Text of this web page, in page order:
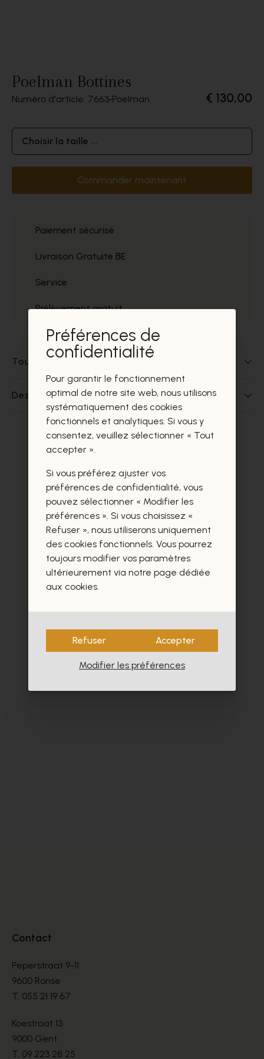
Poelman Bottines
Numéro d'article: 7663 Poelman € 130,00
Choisir la taille ...
Commander maintenant
Paiement sécurisé
Livraison Gratuite BE
Service
Prélèvement gratuit
Tout sur ce produit
Des questions sur ce produit?
Ces produits vous intéresseront
certainement aussi.
Contact
Peperstraat 9-11
9600 Ronse
T. 055 21 19 67
Koestraat 13
9000 Gent
T. 09 223 28 25
Préférences de
confidentialité
Pour garantir le fonctionnement
optimal de notre site web, nous utilisons
systématiquement des cookies
fonctionnels et analytiques. Si vous y
consentez, veuillez sélectionner « Tout
accepter ».
Si vous préférez ajuster vos
préférences de confidentialité, vous
pouvez sélectionner « Modifier les
préférences ». Si vous choisissez «
Refuser », nous utiliserons uniquement
des cookies fonctionnels. Vous pourrez
toujours modifier vos paramètres
ultérieurement via notre page dédiée
aux cookies.
Refuser Accepter
Modifier les préférences